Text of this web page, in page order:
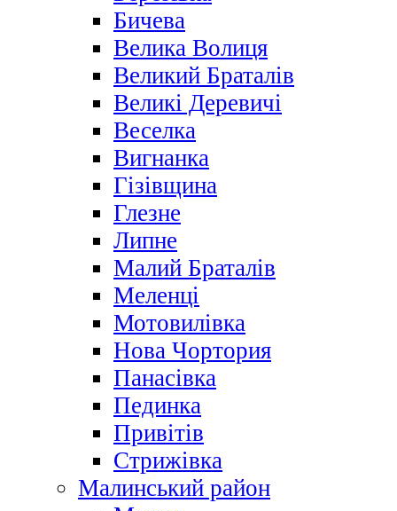
Бичева
Велика Волиця
Великий Браталів
Великі Деревичі
Веселка
Вигнанка
Гізівщина
Глезне
Липне
Малий Браталів
Меленці
Мотовилівка
Нова Чортория
Панасівка
Пединка
Привітів
Стрижівка
Малинський район